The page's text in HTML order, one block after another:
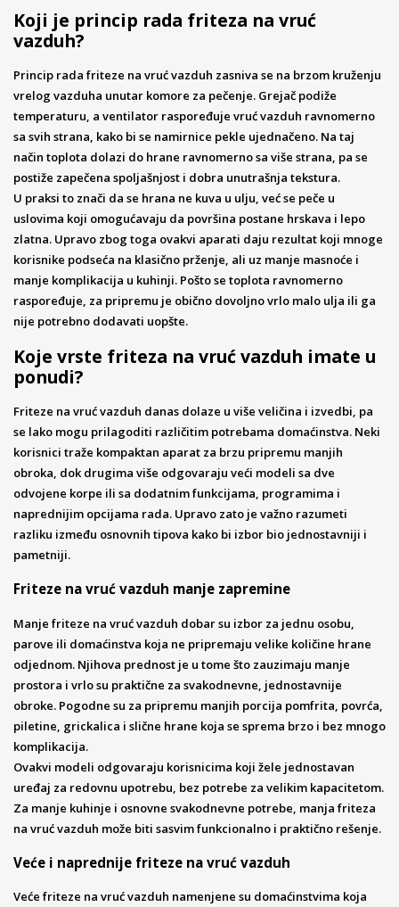
Koji je princip rada friteza na vruć
vazduh?
Princip rada friteze na vruć vazduh zasniva se na brzom kruženju
vrelog vazduha unutar komore za pečenje. Grejač podiže
temperaturu, a ventilator raspoređuje vruć vazduh ravnomerno
sa svih strana, kako bi se namirnice pekle ujednačeno. Na taj
način toplota dolazi do hrane ravnomerno sa više strana, pa se
postiže zapečena spoljašnjost i dobra unutrašnja tekstura.
U praksi to znači da se hrana ne kuva u ulju, već se peče u
uslovima koji omogućavaju da površina postane hrskava i lepo
zlatna. Upravo zbog toga ovakvi aparati daju rezultat koji mnoge
korisnike podseća na klasično prženje, ali uz manje masnoće i
manje komplikacija u kuhinji. Pošto se toplota ravnomerno
raspoređuje, za pripremu je obično dovoljno vrlo malo ulja ili ga
nije potrebno dodavati uopšte.
Koje vrste friteza na vruć vazduh imate u
ponudi?
Friteze na vruć vazduh danas dolaze u više veličina i izvedbi, pa
se lako mogu prilagoditi različitim potrebama domaćinstva. Neki
korisnici traže kompaktan aparat za brzu pripremu manjih
obroka, dok drugima više odgovaraju veći modeli sa dve
odvojene korpe ili sa dodatnim funkcijama, programima i
naprednijim opcijama rada. Upravo zato je važno razumeti
razliku između osnovnih tipova kako bi izbor bio jednostavniji i
pametniji.
Friteze na vruć vazduh manje zapremine
Manje friteze na vruć vazduh dobar su izbor za jednu osobu,
parove ili domaćinstva koja ne pripremaju velike količine hrane
odjednom. Njihova prednost je u tome što zauzimaju manje
prostora i vrlo su praktične za svakodnevne, jednostavnije
obroke. Pogodne su za pripremu manjih porcija pomfrita, povrća,
piletine, grickalica i slične hrane koja se sprema brzo i bez mnogo
komplikacija.
Ovakvi modeli odgovaraju korisnicima koji žele jednostavan
uređaj za redovnu upotrebu, bez potrebe za velikim kapacitetom.
Za manje kuhinje i osnovne svakodnevne potrebe, manja friteza
na vruć vazduh može biti sasvim funkcionalno i praktično rešenje.
Veće i naprednije friteze na vruć vazduh
Veće friteze na vruć vazduh namenjene su domaćinstvima koja